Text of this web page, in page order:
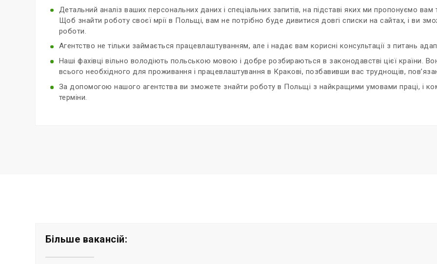
Детальний аналіз ваших персональних даних і спеціальних запитів, на підставі яких ми пропонуємо вам
Щоб знайти роботу своєї мрії в Польщі, вам не потрібно буде дивитися довгі списки на сайтах, і ви
роботи.
Агентство не тільки займається працевлаштуванням, але і надає вам корисні консультації з питань
Наші фахівці вільно володіють польською мовою і добре розбираються в законодавстві цієї країни.
всього необхідного для проживання і працевлаштування в Кракові, позбавивши вас труднощів,
За допомогою нашого агентства ви зможете знайти роботу в Польщі з найкращими умовами праці, і
терміни.
Більше вакансій: